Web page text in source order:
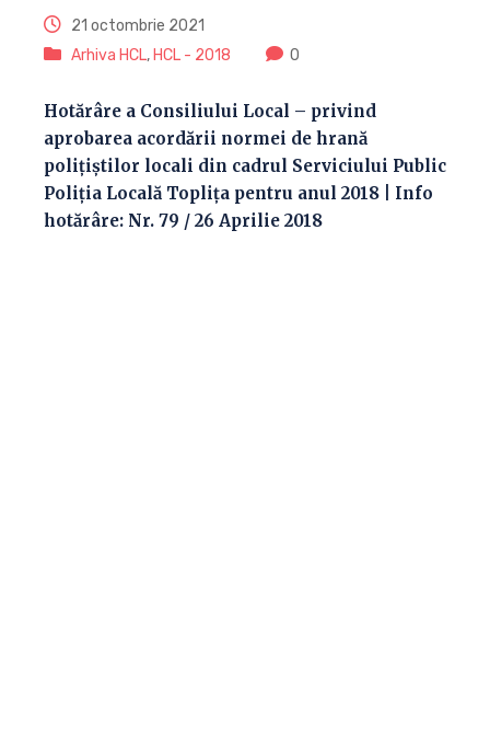
21 octombrie 2021
Arhiva HCL, HCL - 2018 0
Hotărâre a Consiliului Local – privind
aprobarea acordării normei de hrană
poliţiştilor locali din cadrul Serviciului Public
Poliţia Locală Topliţa pentru anul 2018 | Info
hotărâre: Nr. 79 / 26 Aprilie 2018